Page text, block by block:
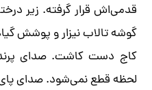
قدمی‌اش قرار گرفته. زیر
گوشه تالاب نیزار و پوشش
کاج دست کاشت. صدای
لحظه قطع نمی‌شود. صدای